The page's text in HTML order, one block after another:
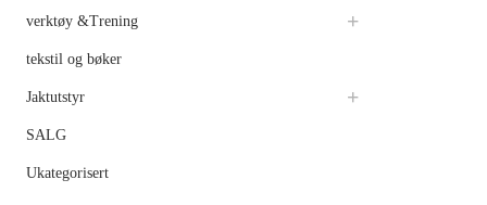
verktøy &Trening
tekstil og bøker
Jaktutstyr
SALG
Ukategorisert